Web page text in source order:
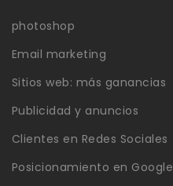
photoshop
Email marketing
Sitios web: más ganancias
Publicidad y anuncios
Clientes en Redes Sociales
Posicionamiento en Google